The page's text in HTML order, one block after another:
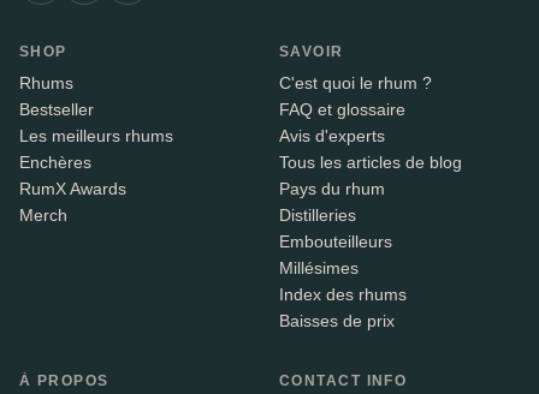
SHOP
Rhums
Bestseller
Les meilleurs rhums
Enchères
RumX Awards
Merch
SAVOIR
C'est quoi le rhum ?
FAQ et glossaire
Avis d'experts
Tous les articles de blog
Pays du rhum
Distilleries
Embouteilleurs
Millésimes
Index des rhums
Baisses de prix
À PROPOS CONTACT INFO